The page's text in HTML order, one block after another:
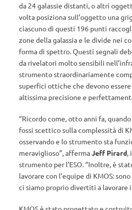
da 24 galassie distanti, o altri
volta posiziona sull’oggetto una
ciascuno di questi 196 punti
zone della galassia e le divide nei
forma di spettro. Questi segnali
da rivelatori molto sensibili
strumento straordinariamente
superfici ottiche che devono
altissima precisione e
“Ricordo come, otto anni fa,
fossi scettico sulla complessità di
osservando e lo strumento sta
meraviglioso”, affermaJeff Pirard,
strumento per l’ESO. “Inoltre, è
lavorare con l’equipe di KMOS:
ci siamo proprio divertiti a lavorare